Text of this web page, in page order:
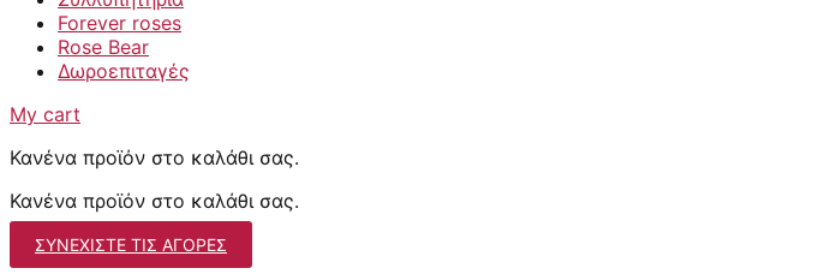
Forever roses
Rose Bear
Δωροεπιταγές
My cart
Κανένα προϊόν στο καλάθι σας.
Κανένα προϊόν στο καλάθι σας.
ΣΥΝΕΧΊΣΤΕ ΤΙΣ ΑΓΟΡΈΣ